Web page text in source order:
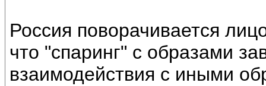
Россия поворачивается
что "спаринг" с образами
взаимодействия с иными